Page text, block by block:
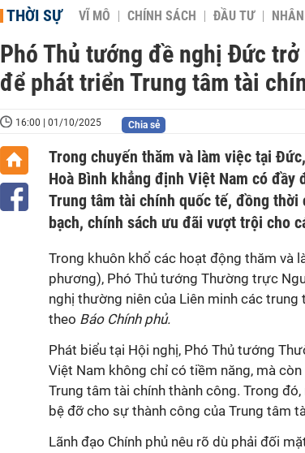
THỜI SỰ VĨ MÔ CHÍNH SÁCH ĐẦU TƯ
Phó Thủ tướng đề nghị Đức
để phát triển Trung tâm tài
16:00 | 01/10/2025 Chia sẻ
Trong chuyến thăm và làm việc tại
Hoà Bình khẳng định Việt Nam có
Trung tâm tài chính quốc tế, đồng
bạch, chính sách ưu đãi vượt trội cho
Trong khuôn khổ các hoạt động thăm và
phương), Phó Thủ tướng Thường trực
nghị thường niên của Liên minh các
theo Báo Chính phủ.
Phát biểu tại Hội nghị, Phó Thủ tướng
Việt Nam không chỉ có tiềm năng, mà
Trung tâm tài chính thành công. Trong
bệ đỡ cho sự thành công của Trung tâm
Lãnh đạo Chính phủ nêu rõ dù phải đối